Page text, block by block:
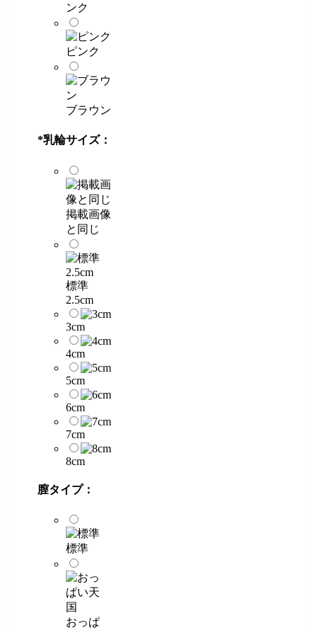
ンク
ピンク
ブラウン
*乳輪サイズ：
掲載画像
と同じ
標準
2.5cm
3cm
4cm
5cm
6cm
7cm
8cm
膣タイプ：
標準
おっぱ